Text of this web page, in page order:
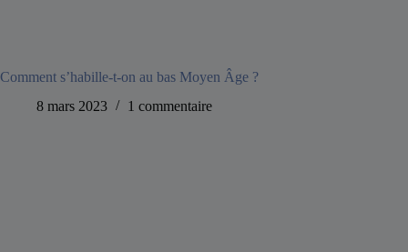
Comment s’habille-t-on au bas Moyen Âge ?
8 mars 2023
1 commentaire